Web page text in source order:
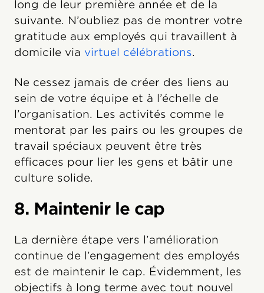
long de leur première année et de la
suivante. N’oubliez pas de montrer votre
gratitude aux employés qui travaillent à
domicile via virtuel célébrations.
Ne cessez jamais de créer des liens au
sein de votre équipe et à l’échelle de
l’organisation. Les activités comme le
mentorat par les pairs ou les groupes de
travail spéciaux peuvent être très
efficaces pour lier les gens et bâtir une
culture solide.
8. Maintenir le cap
La dernière étape vers l’amélioration
continue de l’engagement des employés
est de maintenir le cap. Évidemment, les
objectifs à long terme avec tout nouvel